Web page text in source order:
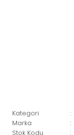
Kategori
Marka
Stok Kodu